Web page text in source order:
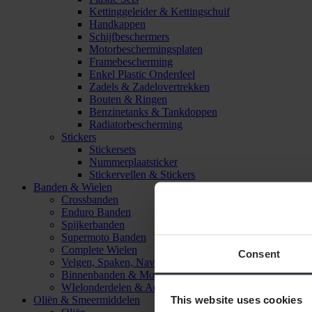
Consent
This website uses cookies
Kettinggeleider & Kettingschuif
Handkappen
Schijfbeschermers
Motorbeschermingsplaten
Framebescherming
Enkel Plastic Onderdeel
Zadels & Zadelovertrekken
Bouten & Ringen
Benzinetanks & Tankdoppen
Radiatorbescherming
Stickers
Stickersets
Nummerplaatsticker
Stickervellen & Stickers
Banden & Wielen
Crossbanden
Enduro Banden
Spijkerbanden
Supermoto Banden
Complete Wielen
Velgen, Spaken, Naven & Lagers
Binnenbanden & Mousses
WIelonderdelen & Accessoires
Oliën & Smeermiddelen